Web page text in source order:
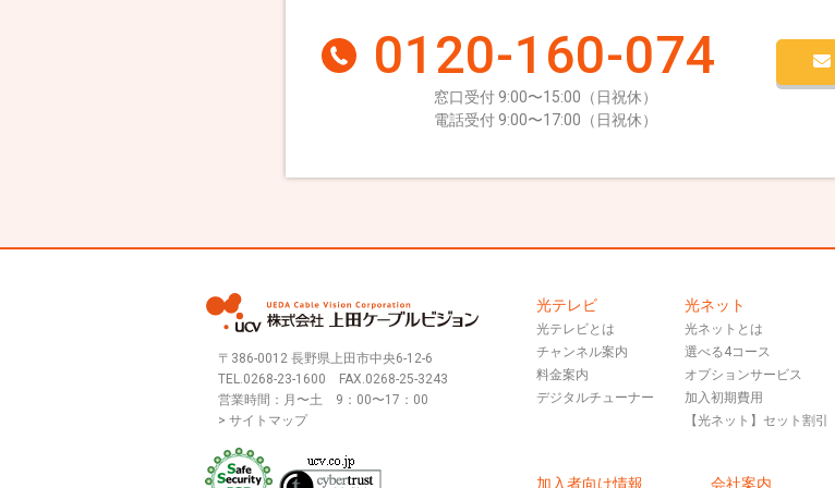
0120-160-074
窓口受付 9:00〜15:00（日祝休）
電話受付 9:00〜17:00（日祝休）
〒386-0012 長野県上田市中央6-12-6
TEL.0268-23-1600 FAX.0268-25-3243
営業時間：月〜土 9：00〜17：00
> サイトマップ
光テレビ
光テレビとは
チャンネル案内
料金案内
デジタルチューナー
光ネット
光ネットとは
選べる4コース
オプションサービス
加入初期費用
【光ネット】セット割引
加入者向け情報 会社案内